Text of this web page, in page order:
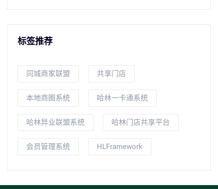
标签推荐
同城商家联盟 共享门店
本地商圈系统 哈林一卡通系统
哈林异业联盟系统 哈林门店共享平台
会员管理系统 HLFramework